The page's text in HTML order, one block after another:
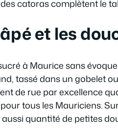
catoras complètent le
et les
à Maurice sans
tassé dans un gobelet
de rue par excellence
tous les Mauriciens.
quantité de petites